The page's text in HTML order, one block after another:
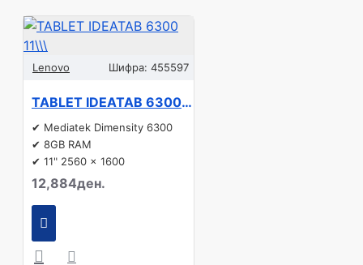
Lenovo Шифра: 455597
TABLET IDEATAB 6300 11\\\" 4GB/128GB GREY ZAFR0032GR LENOVO
✔ Mediatek Dimensity 6300
✔ 8GB RAM
✔ 11" 2560 x 1600
12,884ден.